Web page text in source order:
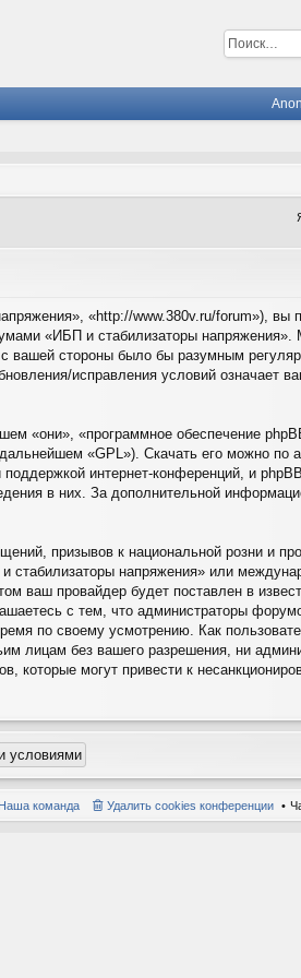
«http://www.380v.ru/forum»), вы
«ИБП и стабилизаторы напряжения».
вашей стороны было бы разумным
исправления условий означает
«они», «программное обеспечение
«GPL»). Скачать его можно по
интернет-конференций, и
в них. За дополнительной
призывов к национальной розни и
стабилизаторы напряжения» или
ваш провайдер будет поставлен в
с тем, что администраторы
по своему усмотрению. Как
лицам без вашего разрешения, ни
которые могут привести к
Удалить cookies конференции
Наша команда